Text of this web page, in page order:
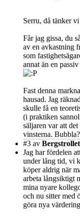
Serru, då tänker
Får jag gissa, du
av en avkastning
som
annat än en
Fast denna
hausad. Jag
skulle få en
(i praktiken
säljaren var att
vinsterna.
#3 av Bergstrollet
Jag har fördelen
under lång tid, vi
köper aldrig när
arbeta långsiktigt
mina nyare
och nu sitter med
göra nya